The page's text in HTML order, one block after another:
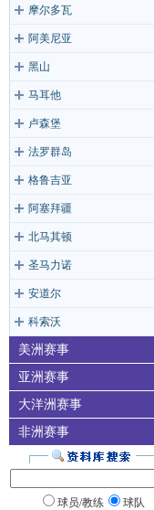
摩尔多瓦
阿美尼亚
黑山
马耳他
卢森堡
法罗群岛
格鲁吉亚
阿塞拜疆
北马其顿
圣马力诺
安道尔
科索沃
美洲赛事
亚洲赛事
大洋洲赛事
非洲赛事
球员/教练 球队